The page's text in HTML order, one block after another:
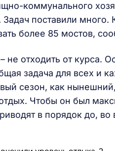
коммунального
Задач поставили
более 85 мостов,
не отходить от курса.
задача для всех и
сезон, как
Чтобы он был
в порядок до, во